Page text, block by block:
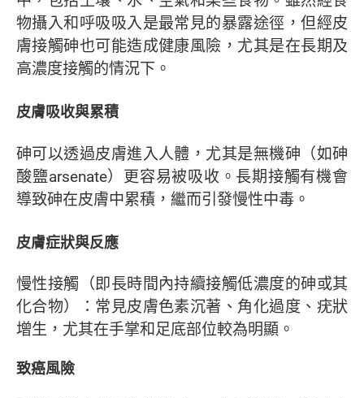
物攝入和呼吸吸入是最常見的暴露途徑，但經皮
膚接觸砷也可能造成健康風險，尤其是在長期及
高濃度接觸的情況下。
皮膚吸收與累積
砷可以透過皮膚進入人體，尤其是無機砷（如砷
酸鹽arsenate）更容易被吸收。長期接觸有機會
導致砷在皮膚中累積，繼而引發慢性中毒。
皮膚症狀與反應
慢性接觸（即長時間內持續接觸低濃度的砷或其
化合物）：常見皮膚色素沉著、角化過度、疣狀
增生，尤其在手掌和足底部位較為明顯。
致癌風險